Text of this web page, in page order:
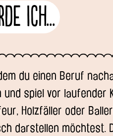
ich...
du einen Beruf
spiel vor laufender
Holzfäller oder
darstellen möchtest.